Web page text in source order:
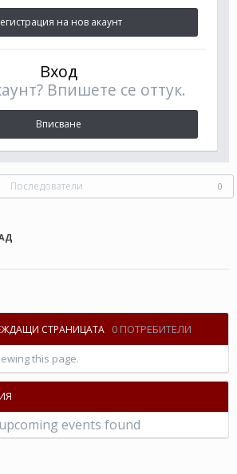
на нов акаунт
Вход
Впишете се оттук.
Вписване
Последователи 0
СТРАНИЦАТА 0 ПОТРЕБИТЕЛИ
this page.
events found